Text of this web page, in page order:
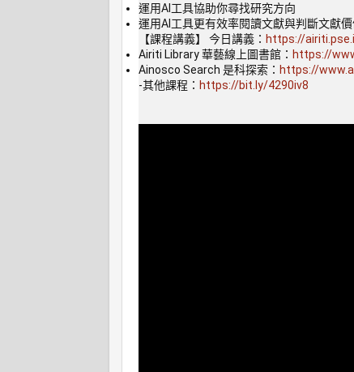
運用AI工具協助你尋找研究方向
運用AI工具更有效率閱讀文獻與判斷文獻價
【課程講義】 今日講義： https://
Airiti Library 華藝線上圖書館： https://
Ainosco Search 是科探索： https://
-其他課程： https://bit.ly/4290iv8